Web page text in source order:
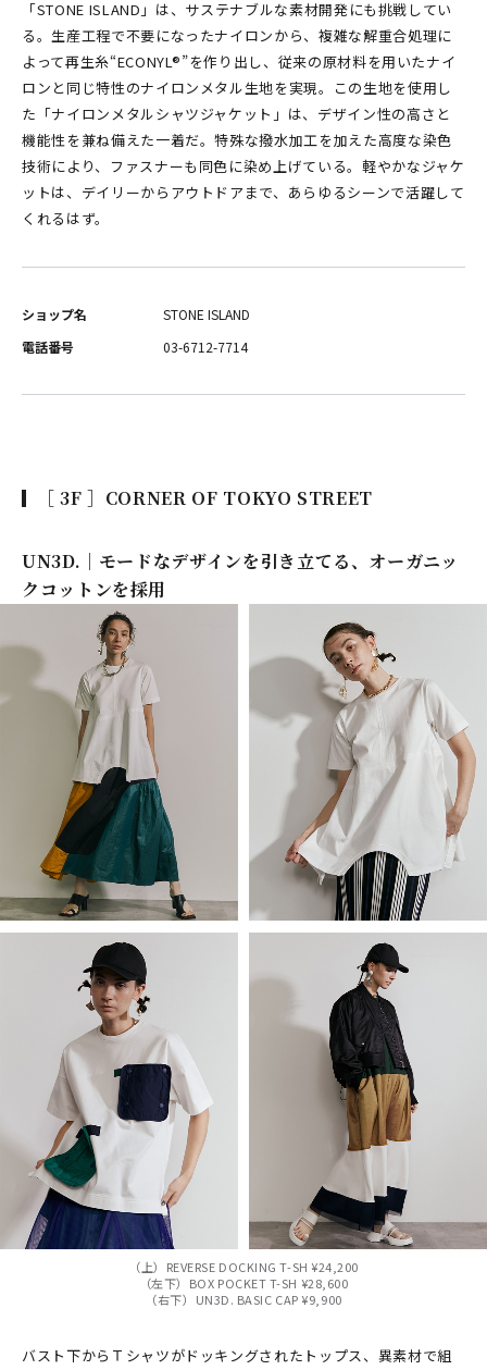
「STONE ISLAND」は、サステナブルな素材開発にも挑戦してい
る。生産工程で不要になったナイロンから、複雑な解重合処理に
よって再生糸“ECONYL®”を作り出し、従来の原材料を用いたナイ
ロンと同じ特性のナイロンメタル生地を実現。この生地を使用し
た「ナイロンメタルシャツジャケット」は、デザイン性の高さと
機能性を兼ね備えた一着だ。特殊な撥水加工を加えた高度な染色
技術により、ファスナーも同色に染め上げている。軽やかなジャケ
ットは、デイリーからアウトドアまで、あらゆるシーンで活躍して
くれるはず。
ショップ名
STONE ISLAND
電話番号
03-6712-7714
［ 3F ］CORNER OF TOKYO STREET
UN3D.｜モードなデザインを引き立てる、オーガニッ
クコットンを採用
（上）REVERSE DOCKING T-SH ¥24,200
（左下）BOX POCKET T-SH ¥28,600
（右下）UN3D. BASIC CAP ¥9,900
バスト下からＴシャツがドッキングされたトップス、異素材で組